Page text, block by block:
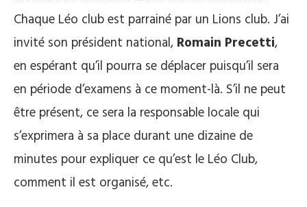
Chaque Léo club est parrainé par un Lions club. J’ai
invité son président national, Romain Precetti,
en espérant qu’il pourra se déplacer puisqu’il sera
en période d’examens à ce moment-là. S’il ne peut
être présent, ce sera la responsable locale qui
s’exprimera à sa place durant une dizaine de
minutes pour expliquer ce qu’est le Léo Club,
comment il est organisé, etc.